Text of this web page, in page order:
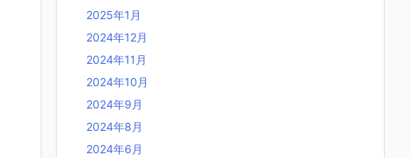
2025年1月
2024年12月
2024年11月
2024年10月
2024年9月
2024年8月
2024年6月